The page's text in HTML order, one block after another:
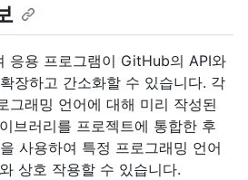
응용 프로그램이 GitHub의 API와
장하고 간소화할 수 있습니다. 각
그래밍 언어에 대해 미리 작성된
브러리를 프로젝트에 통합한 후
사용하여 특정 프로그래밍 언어
상호 작용할 수 있습니다.